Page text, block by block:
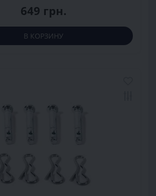
649 грн.
В КОРЗИНУ